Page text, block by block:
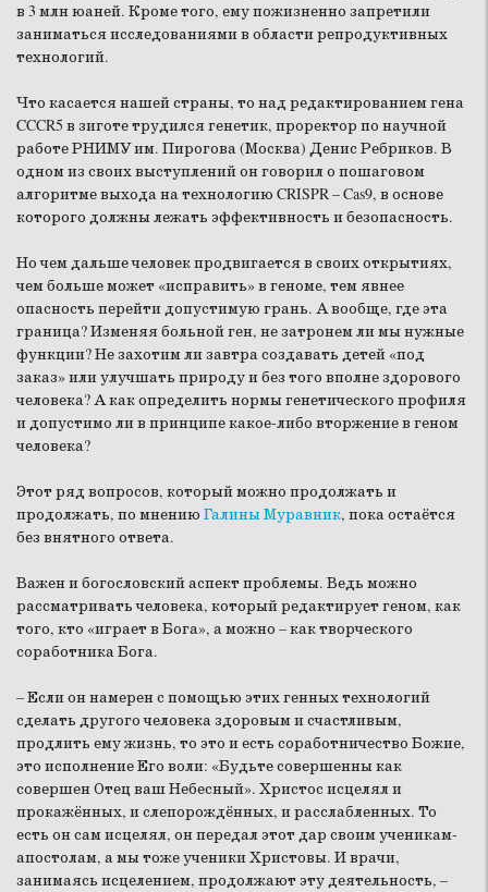
в 3 млн юаней. Кроме того, ему пожизненно запретили
заниматься исследованиями в области репродуктивных
технологий.
Что касается нашей страны, то над редактированием гена
CCCR5 в зиготе трудился генетик, проректор по научной
работе РНИМУ им. Пирогова (Москва) Денис Ребриков. В
одном из своих выступлений он говорил о пошаговом
алгоритме выхода на технологию CRISPR – Cas9, в основе
которого должны лежать эффективность и безопасность.
Но чем дальше человек продвигается в своих открытиях,
чем больше может «исправить» в геноме, тем явнее
опасность перейти допустимую грань. А вообще, где эта
граница? Изменяя больной ген, не затронем ли мы нужные
функции? Не захотим ли завтра создавать детей «под
заказ» или улучшать природу и без того вполне здорового
человека? А как определить нормы генетического профиля
и допустимо ли в принципе какое-либо вторжение в геном
человека?
Этот ряд вопросов, который можно продолжать и
продолжать, по мнению Галины Муравник, пока остаётся
без внятного ответа.
Важен и богословский аспект проблемы. Ведь можно
рассматривать человека, который редактирует геном, как
того, кто «играет в Бога», а можно – как творческого
соработника Бога.
– Если он намерен с помощью этих генных технологий
сделать другого человека здоровым и счастливым,
продлить ему жизнь, то это и есть соработничество Божие,
это исполнение Его воли: «Будьте совершенны как
совершен Отец ваш Небесный». Христос исцелял и
прокажённых, и слепорождённых, и расслабленных. То
есть он сам исцелял, он передал этот дар своим ученикам-
апостолам, а мы тоже ученики Христовы. И врачи,
занимаясь исцелением, продолжают эту деятельность, –